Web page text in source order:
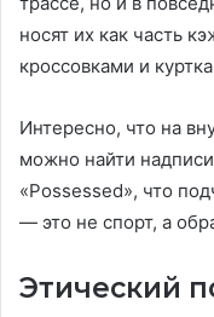
носят их как часть
кроссовками и
Интересно, что на
можно найти
«Possessed», что
— это не спорт, а
Этический